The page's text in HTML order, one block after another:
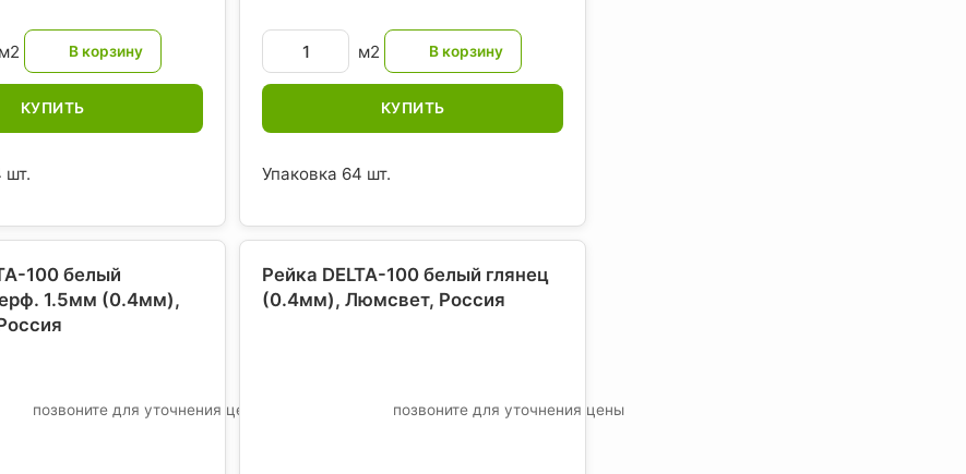
м2
КУПИТЬ
шт.
м2
КУПИТЬ
Упаковка 64 шт.
100 белый
1.5мм (0.4мм),
позвоните для уточнения цены
Рейка DELTA-100 белый глянец
(0.4мм), Люмсвет, Россия
позвоните для уточнения цены